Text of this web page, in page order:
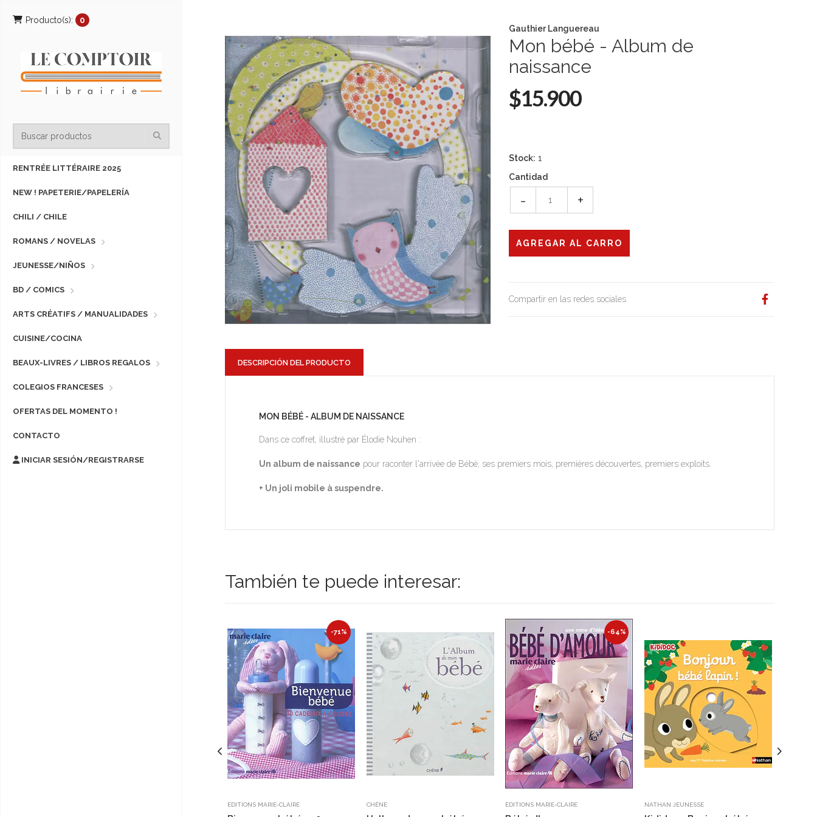
Producto(s): 0
RENTRÉE LITTÉRAIRE 2025
NEW ! PAPETERIE/PAPELERÍA
CHILI / CHILE
ROMANS / NOVELAS
JEUNESSE/NIÑOS
BD / COMICS
ARTS CRÉATIFS / MANUALIDADES
CUISINE/COCINA
BEAUX-LIVRES / LIBROS REGALOS
COLEGIOS FRANCESES
OFERTAS DEL MOMENTO !
CONTACTO
INICIAR SESIÓN/REGISTRARSE
Gauthier Languereau
Mon bébé - Album de
naissance
$15.900
Stock: 1
Cantidad
- +
Compartir en las redes sociales
DESCRIPCIÓN DEL PRODUCTO
MON BÉBÉ - ALBUM DE NAISSANCE
Dans ce coffret, illustré par Élodie Nouhen :
Un album de naissance pour raconter l'arrivée de Bébé, ses premiers mois, premières découvertes, premiers exploits.
+ Un joli mobile à suspendre.
También te puede interesar:
-71%
EDITIONS MARIE-CLAIRE CHÊNE
-64%
EDITIONS MARIE-CLAIRE NATHAN JEUNESSE